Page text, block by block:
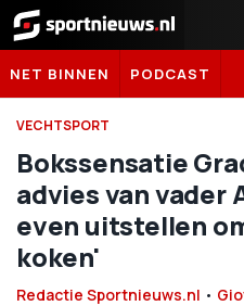
Sportnieuws.nl
NET BINNEN PODCAST
VECHTSPORT
Bokssensatie
advies van vader
even uitstellen
koken'
Redactie Sportnieuws.nl •